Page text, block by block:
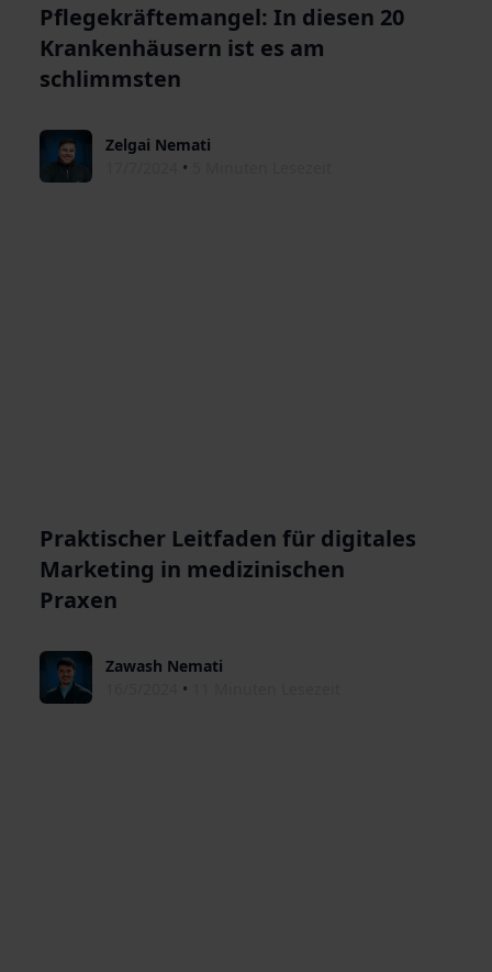
Pflegekräftemangel: In diesen 20
Krankenhäusern ist es am
schlimmsten
Zelgai Nemati
•
Praktischer Leitfaden für digitales
Marketing in medizinischen
Praxen
Zawash Nemati
•